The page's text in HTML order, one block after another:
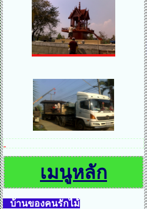
เมนูหลัก
บ้านของคนรักไม้